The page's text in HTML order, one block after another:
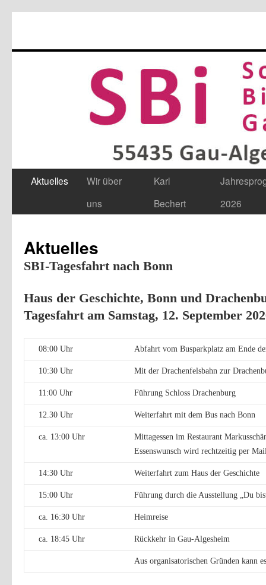
Zum
Aktuelles
Wir über
uns
Karl
Bechert
2026
Aktuelles
SBI-Tagesfahrt nach Bonn
Haus der Geschichte, Bonn und
Tagesfahrt am Samstag, 12. September
08:00 Uhr Abfahrt vom Busparkplatz am Ende
10:30 Uhr Mit der Drachenfelsbahn zur
11:00 Uhr Führung Schloss Drachenburg
12.30 Uhr Weiterfahrt mit dem Bus nach Bonn
ca. 13:00 Uhr
Mittagessen im Restaurant
Essenswunsch wird rechtzeitig per
14:30 Uhr Weiterfahrt zum Haus der Geschichte
15:00 Uhr Führung durch die Ausstellung „Du
ca. 16:30 Uhr Heimreise
ca. 18:45 Uhr Rückkehr in Gau-Algesheim
Aus organisatorischen Gründen kann